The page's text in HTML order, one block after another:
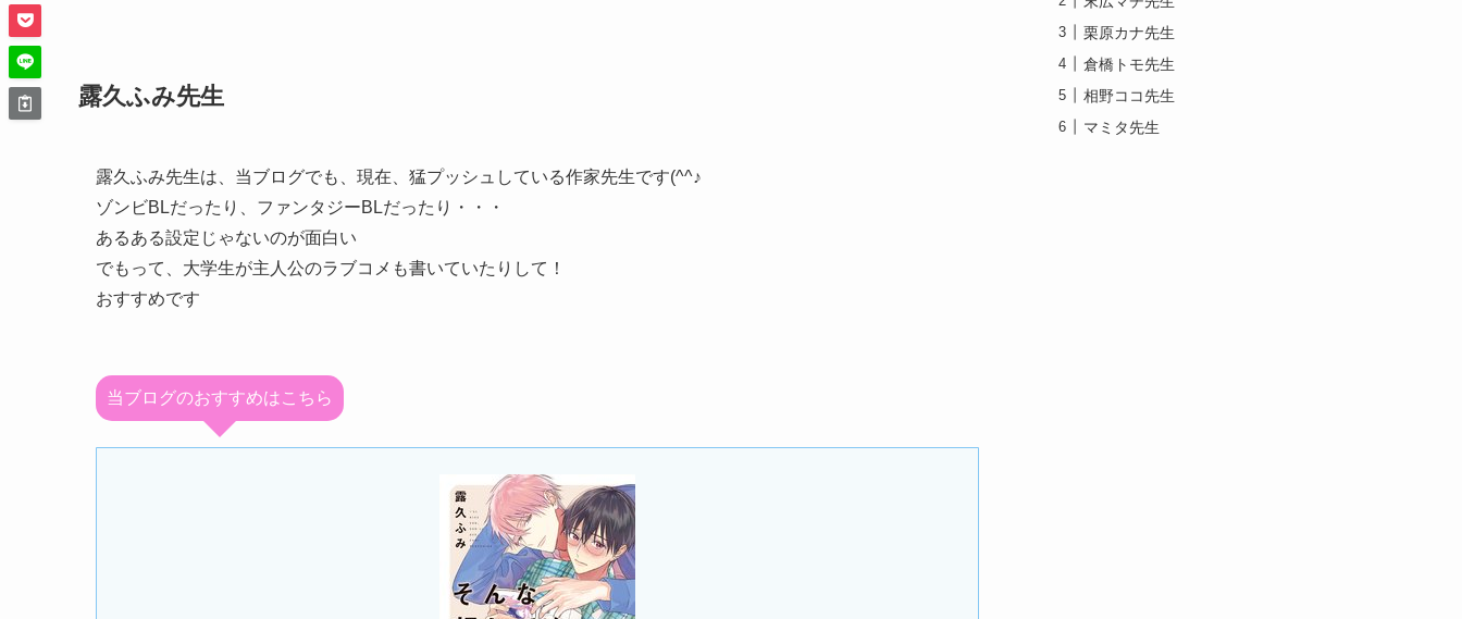
露久ふみ先生
露久ふみ先生は、当ブログでも、現在、猛プッシュしている作家先生です(^^♪
ゾンビBLだったり、ファンタジーBLだったり・・・
あるある設定じゃないのが面白い
でもって、大学生が主人公のラブコメも書いていたりして！
おすすめです
当ブログのおすすめはこちら
栗原カナ先生
倉橋トモ先生
相野ココ先生
マミタ先生